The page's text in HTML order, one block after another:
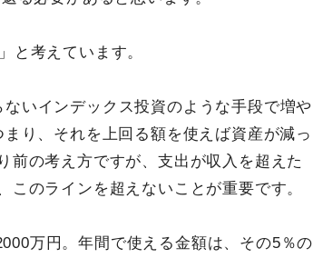
と考えています。
いインデックス投資のような手段で増や
り、それを上回る額を使えば資産が減っ
前の考え方ですが、支出が収入を超えた
のラインを超えないことが重要です。
万円。年間で使える金額は、その5％の